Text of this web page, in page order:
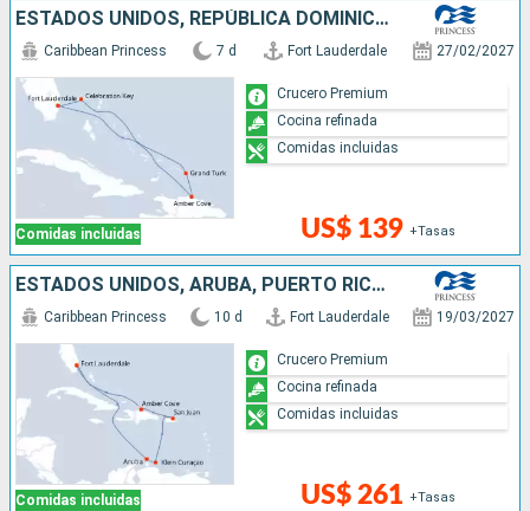
ESTADOS UNIDOS, REPÚBLICA DOMINICANA, BAHAMAS
Comidas incluidas
Caribbean Princess 7 d Fort Lauderdale 27/02/2027
US$ 139 +Tasas
Crucero Premium
Cocina refinada
Comidas incluidas
ESTADOS UNIDOS, ARUBA, PUERTO RICO, REPÚBLICA DOMINICANA
Comidas incluidas
Caribbean Princess 10 d Fort Lauderdale 19/03/2027
US$ 261 +Tasas
Crucero Premium
Cocina refinada
Comidas incluidas